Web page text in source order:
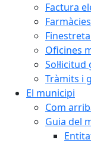
Factura
Oficines
Tràmits i
El municipi
Com
Guia del